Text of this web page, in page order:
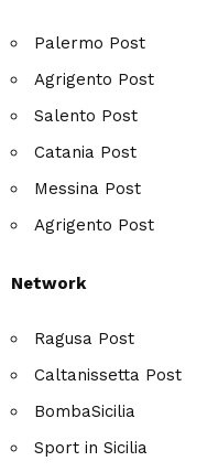
Palermo Post
Agrigento Post
Salento Post
Catania Post
Messina Post
Agrigento Post
Network
Ragusa Post
Caltanissetta Post
BombaSicilia
Sport in Sicilia